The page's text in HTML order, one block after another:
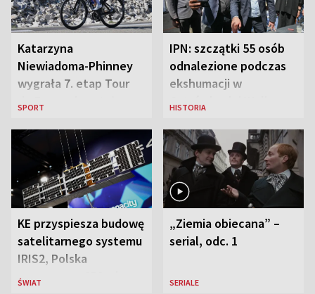
Katarzyna
Niewiadoma-Phinney
wygrała 7. etap Tour
de France i została
SPORT
IPN: szczątki 55 osób
odnalezione podczas
ekshumacji w
Ostrówkach i Woli
HISTORIA
KE przyspiesza budowę
satelitarnego systemu
IRIS2, Polska
przeznaczy 656 mln
ŚWIAT
„Ziemia obiecana” –
serial, odc. 1
SERIALE